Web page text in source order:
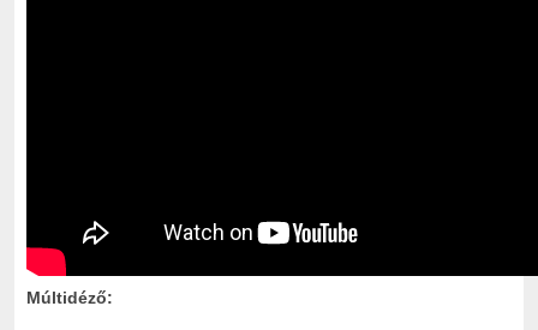
Múltidéző: